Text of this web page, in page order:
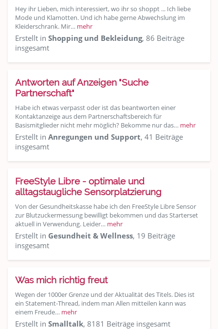
Hey ihr Lieben, mich interessiert, wo ihr so shoppt ... Ich liebe
Mode und Klamotten. Und ich habe gerne Abwechslung im
Kleiderschrank. Mir… mehr
Erstellt in Shopping und Bekleidung, 86 Beiträge
insgesamt
Antworten auf Anzeigen "Suche
Partnerschaft"
Habe ich etwas verpasst oder ist das beantworten einer
Kontaktanzeige aus dem Partnerschaftsbereich für
Basismitglieder nicht mehr möglich? Bekomme nur das… mehr
Erstellt in Anregungen und Support, 41 Beiträge
insgesamt
FreeStyle Libre - optimale und
alltagstaugliche Sensorplatzierung
Von der Gesundheitskasse habe ich den FreeStyle Libre Sensor
zur Blutzuckermessung bewilligt bekommen und das Starterset
aktuell in Verwendung. Leider… mehr
Erstellt in Gesundheit & Wellness, 19 Beiträge
insgesamt
Was mich richtig freut
Wegen der 1000er Grenze und der Aktualität des Titels. Dies ist
ein Statement-Thread, indem man Allen mitteilen kann was
einem Freude… mehr
Erstellt in Smalltalk, 8181 Beiträge insgesamt